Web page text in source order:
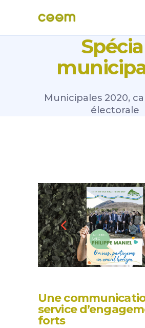
Municipales 2020,
électorale
Une
service
forts